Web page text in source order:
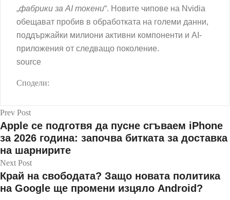
„фабрики за AI токени“. Новите чипове на Nvidia
обещават пробив в обработката на големи данни,
поддържайки милиони активни компоненти и AI-
приложения от следващо поколение.
source
Сподели:
Prev Post
Apple се подготвя да пусне сгъваем iPhone
за 2026 година: започва битката за доставка
на шарнирите
Next Post
Край на свободата? Защо новата политика
на Google ще промени изцяло Android?